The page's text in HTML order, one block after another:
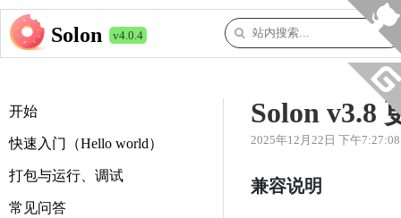
Solon v4.0.4
开始
快速入门（Hello world）
打包与运行、调试
常见问答
Solon v3.8
2025年12月22日 下午7:27:08
兼容说明